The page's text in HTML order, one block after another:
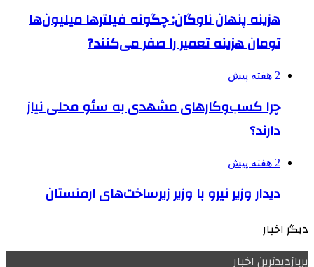
هزینه پنهان ناوگان: چگونه فیلترها میلیون‌ها
تومان هزینه تعمیر را صفر می‌کنند?
2 هفته پیش
چرا کسب‌وکارهای مشهدی به سئو محلی نیاز
دارند؟
2 هفته پیش
دیدار وزیر نیرو با وزیر زیرساخت‌های ارمنستان
دیگر اخبار
پربازدیدترین اخبار